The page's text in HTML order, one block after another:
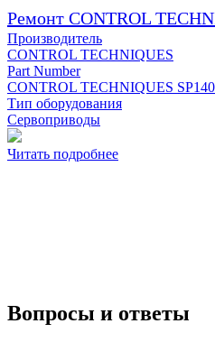
Ремонт CONTROL
Производитель
CONTROL TECHNIQUES
Part Number
CONTROL TECHNIQUES
Тип оборудования
Сервоприводы
Читать подробнее
Вопросы и ответы